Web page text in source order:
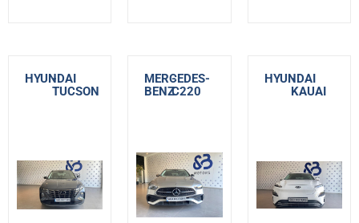
HYUNDAI
-
TUCSON
MERCEDES-
BENZ
-
C220
HYUNDAI
-
KAUAI